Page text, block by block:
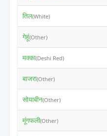
तिल(White)
गेहूं(Other)
मक्का(Deshi Red)
बाजरा(Other)
सोयाबीन(Other)
मूंगफली(Other)